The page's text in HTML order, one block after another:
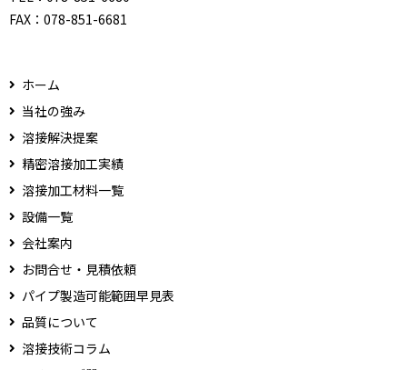
FAX： 078-851-6681
ホーム
当社の強み
溶接解決提案
精密溶接加工実績
溶接加工材料一覧
設備一覧
会社案内
お問合せ・見積依頼
パイプ製造可能範囲早見表
品質について
溶接技術コラム